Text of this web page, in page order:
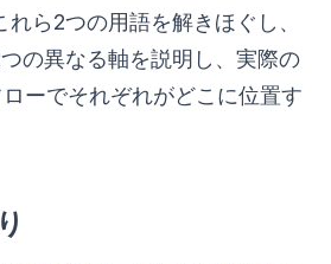
ら2つの用語を解きほぐし、
の異なる軸を説明し、実際の
ーでそれぞれがどこに位置す